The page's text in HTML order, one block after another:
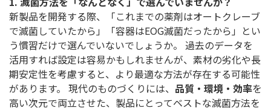
新製品を開発する際、「これまでの薬剤はオートクレーブ
で滅菌していたから」「容器はEOG滅菌だったから」とい
う慣習だけで選んでいないでしょうか。 過去のデータを
活用すれば設定は容易かもしれませんが、素材の劣化や長
期安定性を考慮すると、より最適な方法が存在する可能性
があります。 現代のものづくりには、 品質・環境・効率を
高い次元で両立させた、製品にとってベストな滅菌方法を